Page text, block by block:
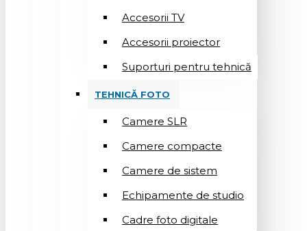
Accesorii TV
Accesorii proiector
Suporturi pentru tehnică
TEHNICĂ FOTO
Camere SLR
Camere compacte
Camere de sistem
Echipamente de studio
Cadre foto digitale